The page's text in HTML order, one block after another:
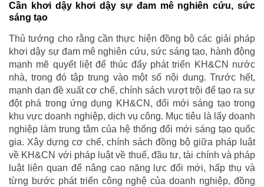
Cần khơi dậy khơi dậy sự đam mê nghiên cứu, sức
sáng tạo
Thủ tướng cho rằng cần thực hiện đồng bộ các giải pháp
khơi dậy sự đam mê nghiên cứu, sức sáng tạo, hành động
mạnh mẽ quyết liệt để thúc đẩy phát triển KH&CN nước
nhà, trong đó tập trung vào một số nội dung. Trước hết,
mạnh dạn đề xuất cơ chế, chính sách vượt trội để tạo ra sự
đột phá trong ứng dụng KH&CN, đổi mới sáng tạo trong
khu vực doanh nghiệp, dịch vụ công. Mục tiêu là lấy doanh
nghiệp làm trung tâm của hệ thống đổi mới sáng tạo quốc
gia. Xây dựng cơ chế, chính sách đồng bộ giữa pháp luật
về KH&CN với pháp luật về thuế, đầu tư, tài chính và pháp
luật liên quan để nâng cao năng lực đổi mới, hấp thụ và
từng bước phát triển công nghệ của doanh nghiệp, đồng